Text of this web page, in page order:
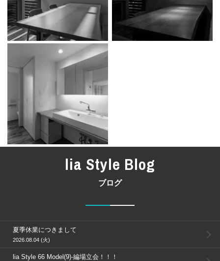
lia Style Blog
ブログ
夏季休業につきまして
2026.08.04 (火)
lia Style 66 Model(9)-編場立会！！！